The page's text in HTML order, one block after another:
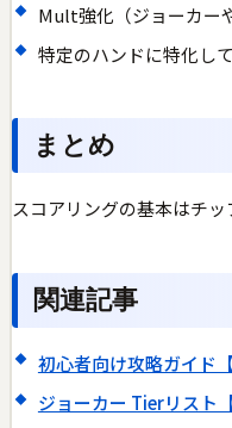
Mult強化（ジョーカー
特定のハンドに特化し
まとめ
スコアリングの基本はチ
関連記事
初心者向け攻略ガイド
ジョーカー Tierリスト